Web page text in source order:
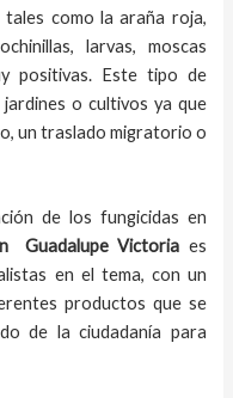
como la araña roja,
larvas, moscas
positivas. Este tipo de
o cultivos ya que
un traslado migratorio o
de los fungicidas en
Guadalupe Victoria es
en el tema, con un
productos que se
de la ciudadanía para